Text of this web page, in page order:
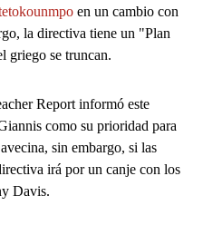
en un cambio con
la directiva tiene un "Plan
griego se truncan.
Report informó este
como su prioridad para
sin embargo, si las
irá por un canje con los
Davis.